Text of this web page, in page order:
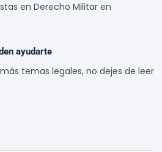
en Derecho Militar en
ayudarte
temas legales, no dejes de leer